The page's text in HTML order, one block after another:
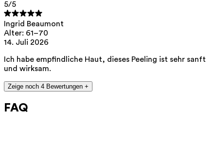
5/5
Ingrid Beaumont
Alter: 61–70
14. Juli 2026
Ich habe empfindliche Haut, dieses Peeling ist sehr sanft
und wirksam.
Zeige noch 4 Bewertungen +
FAQ